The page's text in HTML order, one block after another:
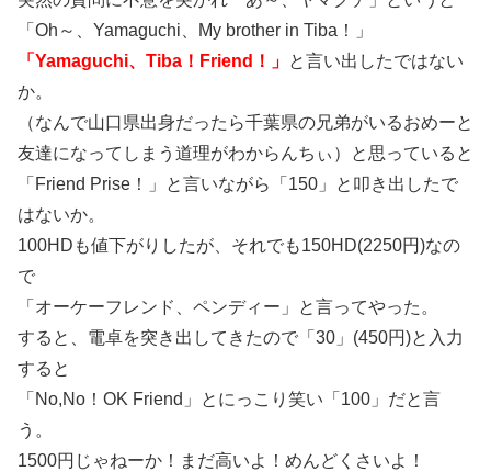
「Oh～、Yamaguchi、My brother in Tiba！」
「Yamaguchi、Tiba！Friend！」 と言い出したではない
か。
（なんで山口県出身だったら千葉県の兄弟がいるおめーと
友達になってしまう道理がわからんちぃ）と思っていると
「Friend Prise！」と言いながら「150」と叩き出したで
はないか。
100HDも値下がりしたが、それでも150HD(2250円)なの
で
「オーケーフレンド、ペンディー」と言ってやった。
すると、電卓を突き出してきたので「30」(450円)と入力
すると
「No,No！OK Friend」とにっこり笑い「100」だと言
う。
1500円じゃねーか！まだ高いよ！めんどくさいよ！